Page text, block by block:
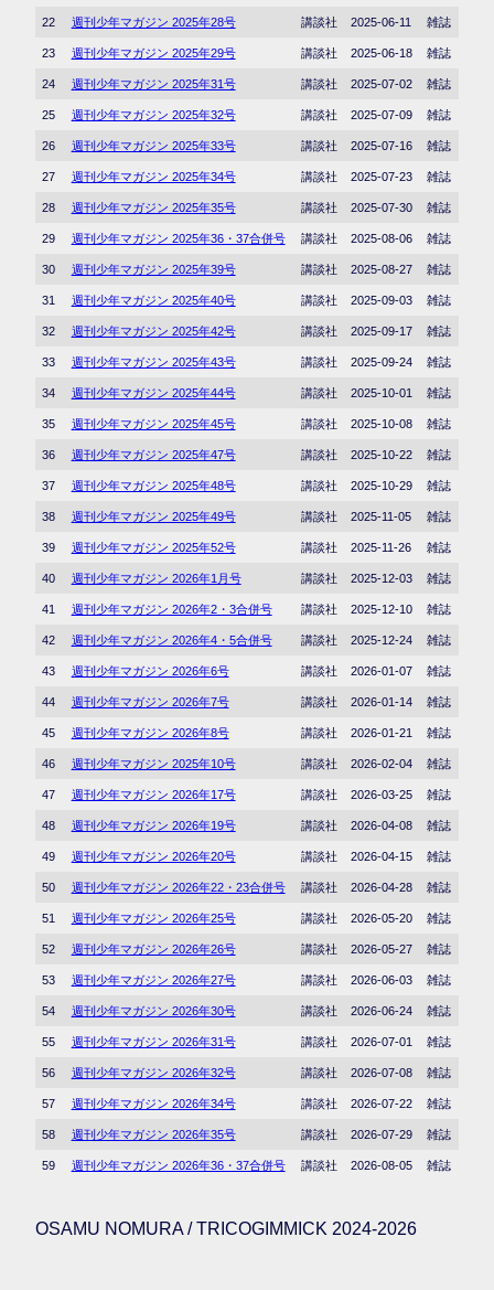
22 週刊少年マガジン 2025年28号 講談社 2025-06-11 雑誌
23 週刊少年マガジン 2025年29号 講談社 2025-06-18 雑誌
24 週刊少年マガジン 2025年31号 講談社 2025-07-02 雑誌
25 週刊少年マガジン 2025年32号 講談社 2025-07-09 雑誌
26 週刊少年マガジン 2025年33号 講談社 2025-07-16 雑誌
27 週刊少年マガジン 2025年34号 講談社 2025-07-23 雑誌
28 週刊少年マガジン 2025年35号 講談社 2025-07-30 雑誌
29 週刊少年マガジン 2025年36・37合併号 講談社 2025-08-06 雑誌
30 週刊少年マガジン 2025年39号 講談社 2025-08-27 雑誌
31 週刊少年マガジン 2025年40号 講談社 2025-09-03 雑誌
32 週刊少年マガジン 2025年42号 講談社 2025-09-17 雑誌
33 週刊少年マガジン 2025年43号 講談社 2025-09-24 雑誌
34 週刊少年マガジン 2025年44号 講談社 2025-10-01 雑誌
35 週刊少年マガジン 2025年45号 講談社 2025-10-08 雑誌
36 週刊少年マガジン 2025年47号 講談社 2025-10-22 雑誌
37 週刊少年マガジン 2025年48号 講談社 2025-10-29 雑誌
38 週刊少年マガジン 2025年49号 講談社 2025-11-05 雑誌
39 週刊少年マガジン 2025年52号 講談社 2025-11-26 雑誌
40 週刊少年マガジン 2026年1月号 講談社 2025-12-03 雑誌
41 週刊少年マガジン 2026年2・3合併号 講談社 2025-12-10 雑誌
42 週刊少年マガジン 2026年4・5合併号 講談社 2025-12-24 雑誌
43 週刊少年マガジン 2026年6号 講談社 2026-01-07 雑誌
44 週刊少年マガジン 2026年7号 講談社 2026-01-14 雑誌
45 週刊少年マガジン 2026年8号 講談社 2026-01-21 雑誌
46 週刊少年マガジン 2025年10号 講談社 2026-02-04 雑誌
47 週刊少年マガジン 2026年17号 講談社 2026-03-25 雑誌
48 週刊少年マガジン 2026年19号 講談社 2026-04-08 雑誌
49 週刊少年マガジン 2026年20号 講談社 2026-04-15 雑誌
50 週刊少年マガジン 2026年22・23合併号 講談社 2026-04-28 雑誌
51 週刊少年マガジン 2026年25号 講談社 2026-05-20 雑誌
52 週刊少年マガジン 2026年26号 講談社 2026-05-27 雑誌
53 週刊少年マガジン 2026年27号 講談社 2026-06-03 雑誌
54 週刊少年マガジン 2026年30号 講談社 2026-06-24 雑誌
55 週刊少年マガジン 2026年31号 講談社 2026-07-01 雑誌
56 週刊少年マガジン 2026年32号 講談社 2026-07-08 雑誌
57 週刊少年マガジン 2026年34号 講談社 2026-07-22 雑誌
58 週刊少年マガジン 2026年35号 講談社 2026-07-29 雑誌
59 週刊少年マガジン 2026年36・37合併号 講談社 2026-08-05 雑誌
OSAMU NOMURA / TRICOGIMMICK 2024-2026